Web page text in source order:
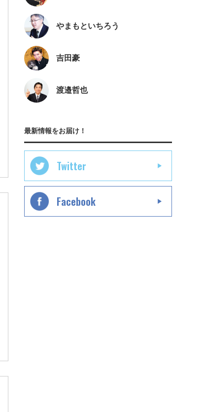
やまもといちろう
吉田豪
渡邉哲也
最新情報をお届け！
Twitter
Facebook